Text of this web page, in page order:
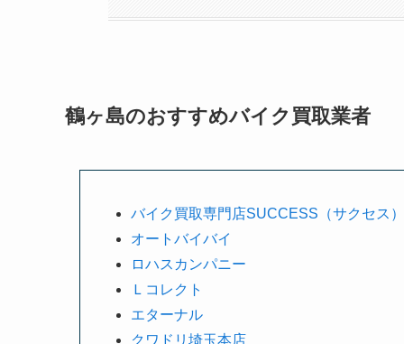
鶴ヶ島のおすすめバイク買取業者
バイク買取専門店SUCCESS（サクセス）
オートバイバイ
ロハスカンパニー
Ｌコレクト
エターナル
クワドリ埼玉本店